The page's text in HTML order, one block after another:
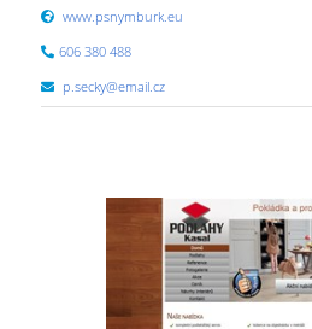
www.psnymburk.eu
606 380 488
p.secky@email.cz